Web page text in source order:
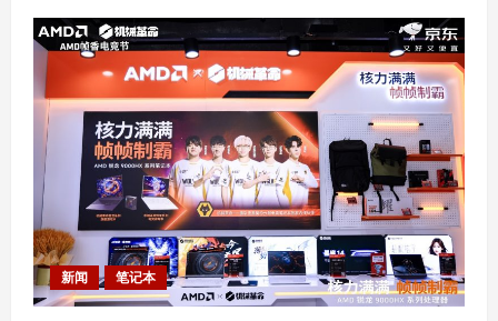
新
品
正
式
开
售！
Unlocked
上
海
站
揭
幕
探
索
AI
计
算
的
未
来，
推
出
智
能
终
新闻 笔记本